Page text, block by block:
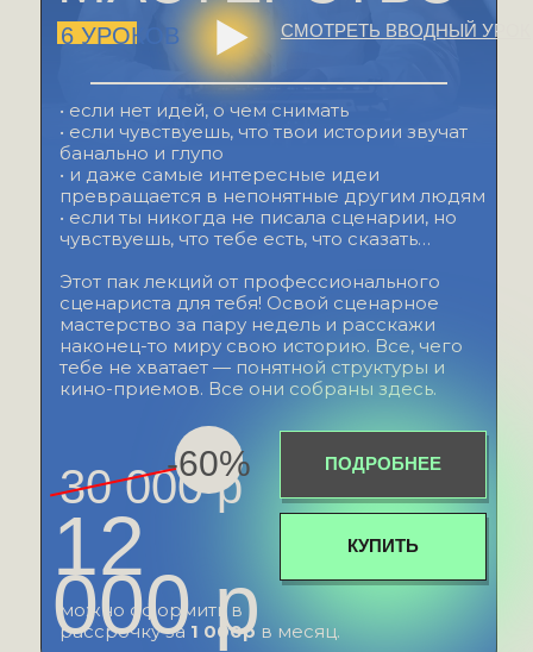
• если нет идей, о чем снимать
• если чувствуешь, что твои истории звучат
банально и глупо
• и даже самые интересные идеи
превращается в непонятные другим людям
• если ты никогда не писала сценарии, но
чувствуешь, что тебе есть, что сказать…
Этот пак лекций от профессионального
сценариста для тебя! Освой сценарное
мастерство за пару недель и расскажи
наконец-то миру свою историю. Все, чего
тебе не хватает — понятной структуры и
кино-приемов. Все они собраны здесь.
КУПИТЬ
ПОДРОБНЕЕ
12
000 р
30 000 р
-60%
можно оформить в
рассрочку за 1 000р в месяц.
СМОТРЕТЬ ВВОДНЫЙ УРОК
6 УРОКОВ